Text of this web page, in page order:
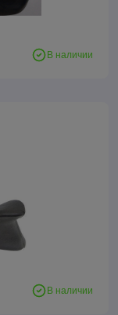
В наличии
В наличии